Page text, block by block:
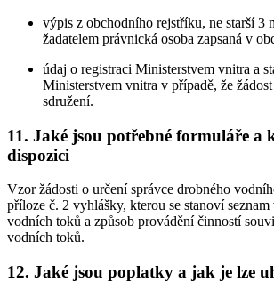
výpis z obchodního rejstříku, ne starší 3
žadatelem právnická osoba zapsaná v
údaj o registraci Ministerstvem vnitra a
Ministerstvem vnitra v případě, že
sdružení.
11. Jaké jsou potřebné formuláře a
dispozici
Vzor žádosti o určení správce drobného
příloze č. 2 vyhlášky, kterou se stanoví
vodních toků a způsob provádění činností
vodních toků.
12. Jaké jsou poplatky a jak je lze